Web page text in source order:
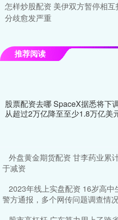
怎样炒股配资 美伊双方暂停相
分歧愈发严重
推荐阅读
股票配资去哪 SpaceX据悉将下
从超过2万亿降至至少1.8万亿美
外盘黄金期货配资 甘李药业累
于减资
2023年线上实盘配资 16岁高
警方通报，多个网传问题调查情